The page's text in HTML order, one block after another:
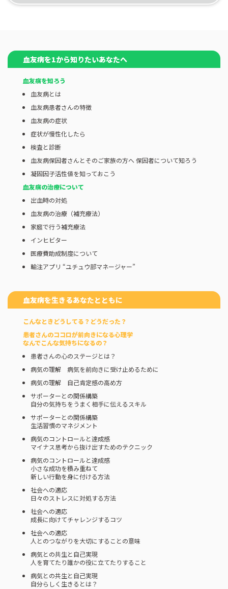
血友病を1から知りたいあなたへ
血友病を知ろう
血友病とは
血友病患者さんの特徴
血友病の症状
症状が慢性化したら
検査と診断
血友病保因者さんとそのご家族の方へ 保因者について知ろう
凝固因子活性値を知っておこう
血友病の治療について
出血時の対処
血友病の治療（補充療法）
家庭で行う補充療法
インヒビター
医療費助成制度について
輸注アプリ “ユチュウ部マネージャー”
血友病を生きるあなたとともに
こんなときどうしてる？どうだった？
患者さんのココロが前向きになる心理学
なんでこんな気持ちになるの？
患者さんの心のステージとは？
病気の理解 病気を前向きに受け止めるために
病気の理解 自己肯定感の高め方
サポーターとの関係構築
自分の気持ちをうまく相手に伝えるスキル
サポーターとの関係構築
生活習慣のマネジメント
病気のコントロールと達成感
マイナス思考から抜け出すためのテクニック
病気のコントロールと達成感
小さな成功を積み重ねて
新しい行動を身に付ける方法
社会への適応
日々のストレスに対処する方法
社会への適応
成長に向けてチャレンジするコツ
社会への適応
人とのつながりを大切にすることの意味
病気との共生と自己実現
人を育てたり誰かの役に立てたりすること
病気との共生と自己実現
自分らしく生きるとは？